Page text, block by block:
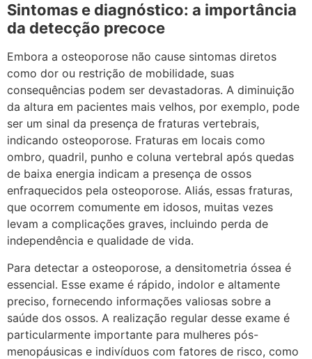
Sintomas e diagnóstico: a importância
da detecção precoce
Embora a osteoporose não cause sintomas diretos
como dor ou restrição de mobilidade, suas
consequências podem ser devastadoras. A diminuição
da altura em pacientes mais velhos, por exemplo, pode
ser um sinal da presença de fraturas vertebrais,
indicando osteoporose. Fraturas em locais como
ombro, quadril, punho e coluna vertebral após quedas
de baixa energia indicam a presença de ossos
enfraquecidos pela osteoporose. Aliás, essas fraturas,
que ocorrem comumente em idosos, muitas vezes
levam a complicações graves, incluindo perda de
independência e qualidade de vida.
Para detectar a osteoporose, a densitometria óssea é
essencial. Esse exame é rápido, indolor e altamente
preciso, fornecendo informações valiosas sobre a
saúde dos ossos. A realização regular desse exame é
particularmente importante para mulheres pós-
menopáusicas e indivíduos com fatores de risco, como